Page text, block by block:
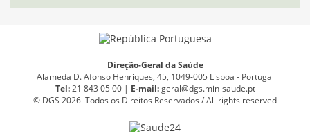
Direção-Geral da Saúde
Alameda D. Afonso Henriques, 45, 1049-005 Lisboa - Portugal
Tel:21 843 05 00 | E-mail: geral@dgs.min-saude.pt
© DGS 2026 Todos os Direitos Reservados / All rights reserved